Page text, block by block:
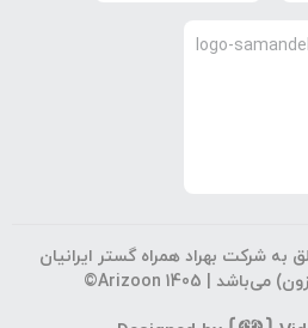
شرکت بهراد همراه گستر ایرانیان
می‌باشد | ©Arizoon 1405